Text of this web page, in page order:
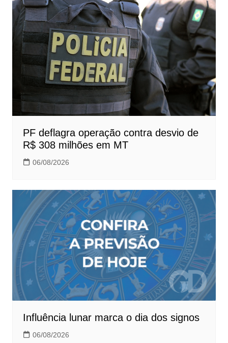
PF deflagra operação contra desvio de
R$ 308 milhões em MT
06/08/2026
Influência lunar marca o dia dos signos
06/08/2026